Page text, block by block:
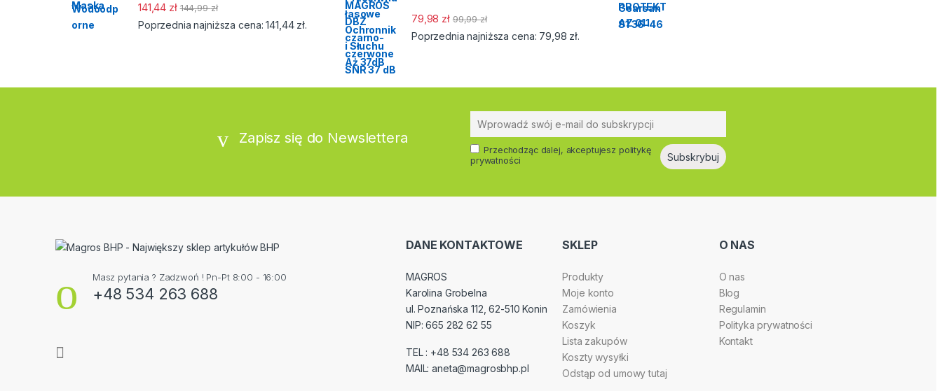
141,44 zł 144,99zł
Poprzednia najniższa cena:141,44 zł. 79,98 zł 99,99zł
Poprzednia najniższa cena: 79,98 zł.
Zapisz się do Newslettera
Przechodząc dalej, akceptujesz politykę
prywatności
Masz pytania ? Zadzwoń ! Pn-Pt 8:00 - 16:00
+48 534 263 688
DANE KONTAKTOWE
MAGROS
Karolina Grobelna
ul. Poznańska 112, 62-510 Konin
NIP: 665 282 62 55
TEL : +48 534 263 688
MAIL: aneta@magrosbhp.pl
SKLEP
Produkty
Moje konto
Zamówienia
Koszyk
Lista zakupów
Koszty wysyłki
Odstąp od umowy tutaj
O NAS
O nas
Blog
Regulamin
Polityka prywatności
Kontakt